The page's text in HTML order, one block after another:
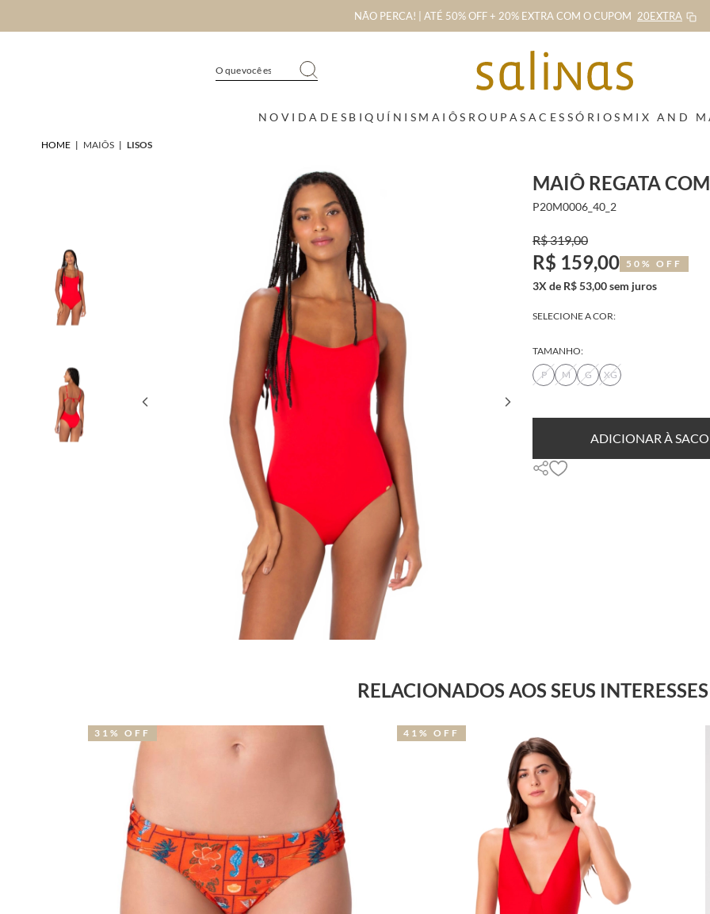
NÃO PERCA! | ATÉ 50% OFF + 20% EXTRA COM O CUPOM 20EXTRA
NOVIDADES BIQUÍNIS MAIÔS ROUPAS ACESSÓRIOS MIX AND
HOME | MAIÔS | LISOS
MAIÔ REGATA
P20M0006_40_2
R$ 319,00
R$ 159,00 50% OFF
3X de R$ 53,00 sem juros
SELECIONE A COR:
TAMANHO:
P
M G XG
DESCUBRA SEU TAMANHO
RELACIONADOS AOS SEUS INTERESSES
31% OFF 41% OFF